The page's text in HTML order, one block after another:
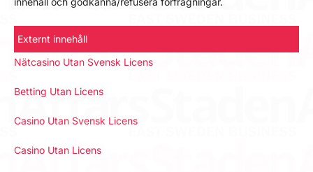
Externt innehåll
Nätcasino Utan Svensk Licens
Betting Utan Licens
Casino Utan Svensk Licens
Casino Utan Licens